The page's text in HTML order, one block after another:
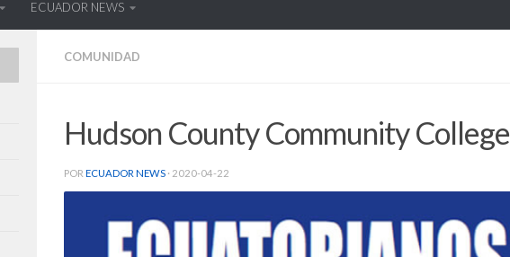
ECUADOR NEWS
COMUNIDAD
Hudson County Community College
POR ECUADOR NEWS · 2020-04-22